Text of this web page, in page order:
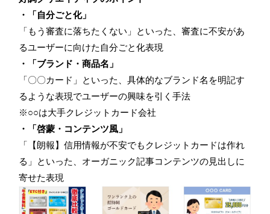
・「自分ごと化」
「もう審査に落ちたくない」といった、審査に不安があ
るユーザーに向けた自分ごと化表現
・「ブランド・商品名」
「〇〇カード」といった、具体的なブランド名を明記す
るような表現でユーザーの興味を引く手法
※○○は大手クレジットカード会社
・「啓蒙・コンテンツ風」
「【朗報】信用情報が不安でもクレジットカードは作れ
る」といった、オーガニック記事コンテンツの見出しに
寄せた表現